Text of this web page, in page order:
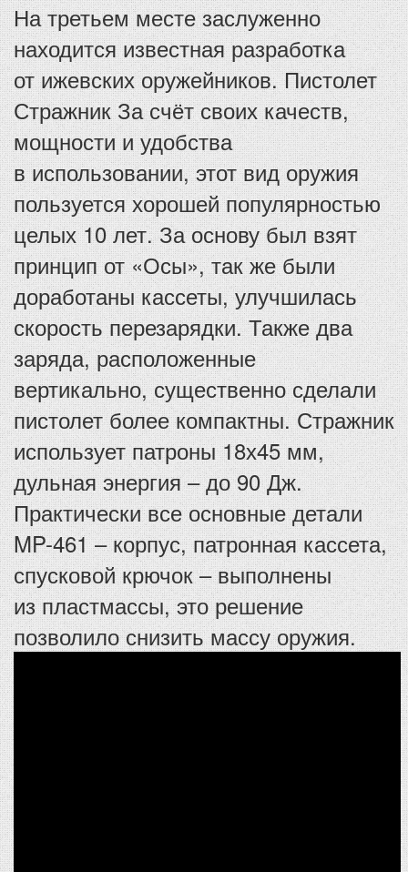
На третьем месте заслуженно
находится известная разработка
от ижевских оружейников. Пистолет
Стражник За счёт своих качеств,
мощности и удобства
в использовании, этот вид оружия
пользуется хорошей популярностью
целых 10 лет. За основу был взят
принцип от «Осы», так же были
доработаны кассеты, улучшилась
скорость перезарядки. Также два
заряда, расположенные
вертикально, существенно сделали
пистолет более компактны. Стражник
использует патроны 18х45 мм,
дульная энергия – до 90 Дж.
Практически все основные детали
MP-461 – корпус, патронная кассета,
спусковой крючок – выполнены
из пластмассы, это решение
позволило снизить массу оружия.